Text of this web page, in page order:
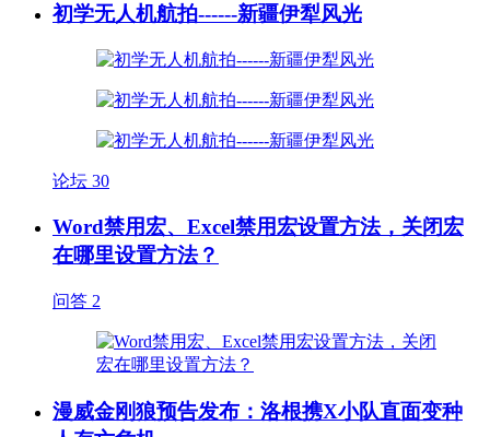
初学无人机航拍------新疆伊犁风光
论坛 30
Word禁用宏、Excel禁用宏设置方法，关闭宏
在哪里设置方法？
问答 2
漫威金刚狼预告发布：洛根携X小队直面变种